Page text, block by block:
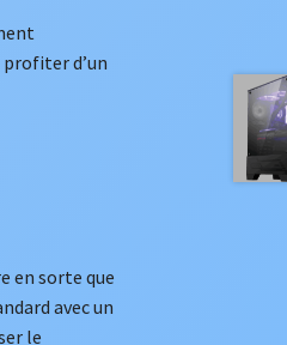
d’un
en sorte que
avec un
le